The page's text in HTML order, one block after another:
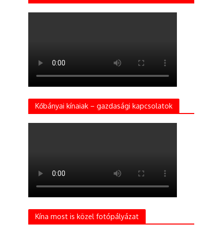
Kőbányai kínaiak – gazdasági kapcsolatok
Kína most is közel fotópályázat